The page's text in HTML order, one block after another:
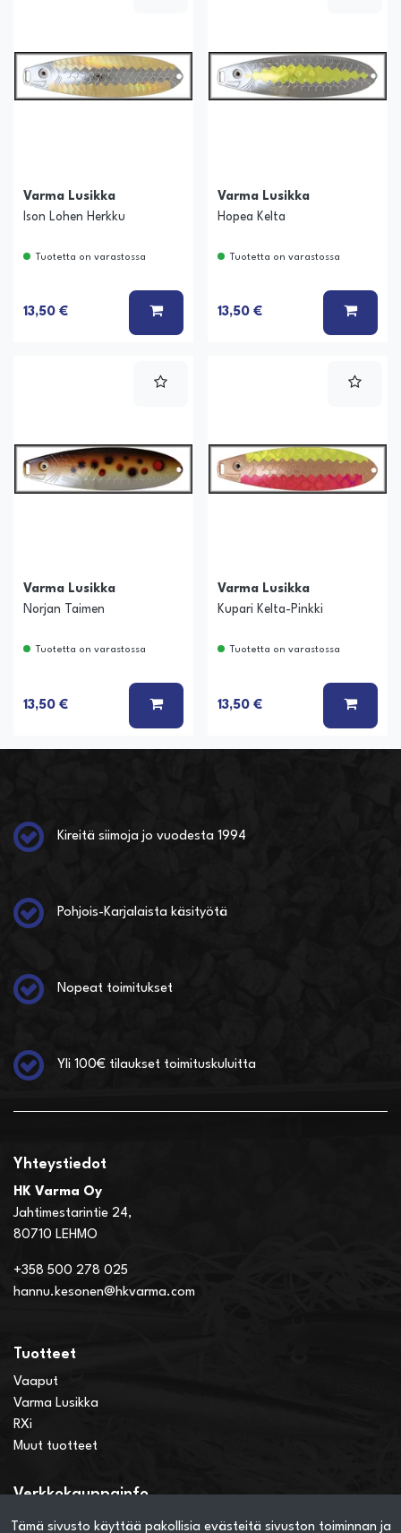
Tämä sivusto käyttää pakollisia evästeitä sivuston toiminnan ja
Varma Lusikka
Ison Lohen Herkku
Tuotetta on varastossa
13,50 € LISÄÄ KORIIN
Varma Lusikka
Hopea Kelta
Tuotetta on varastossa
13,50 € LISÄÄ
Varma Lusikka
Norjan Taimen
Tuotetta on varastossa
13,50 € LISÄÄ KORIIN
Varma Lusikka
Kupari Kelta-Pinkki
Tuotetta on varastossa
13,50 € LISÄÄ
Kireitä siimoja jo vuodesta 1994
Pohjois-Karjalaista käsityötä
Nopeat toimitukset
Yli 100€ tilaukset toimituskuluitta
Yhteystiedot
HK Varma Oy
Jahtimestarintie 24,
80710 LEHMO
+358 500 278 025
hannu.kesonen@hkvarma.com
Tuotteet
Vaaput
Varma Lusikka
RXi
Muut tuotteet
Verkkokauppainfo
Näin teet ostoksia verkkokaupassa